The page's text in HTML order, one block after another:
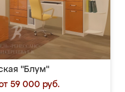
"Блум"
59 000 руб.